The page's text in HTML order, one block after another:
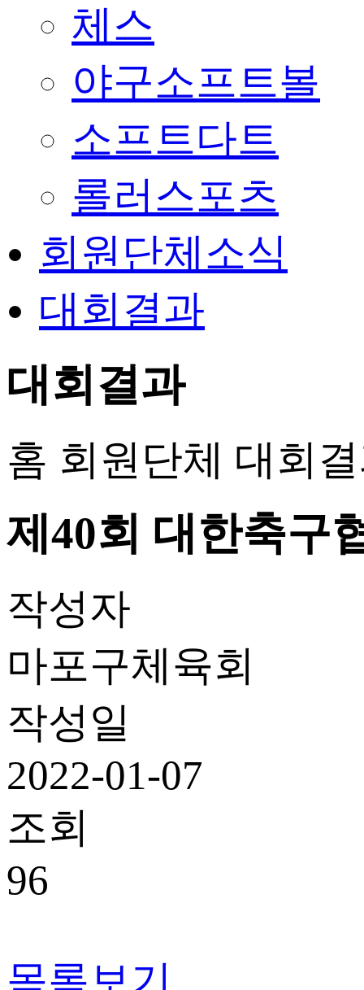
체스
야구소프트볼
소프트다트
롤러스포츠
회원단체소식
대회결과
대회결과
홈 회원단체 대회
제40회 대한축구
작성자
마포구체육회
작성일
2022-01-07
조회
96
목록보기